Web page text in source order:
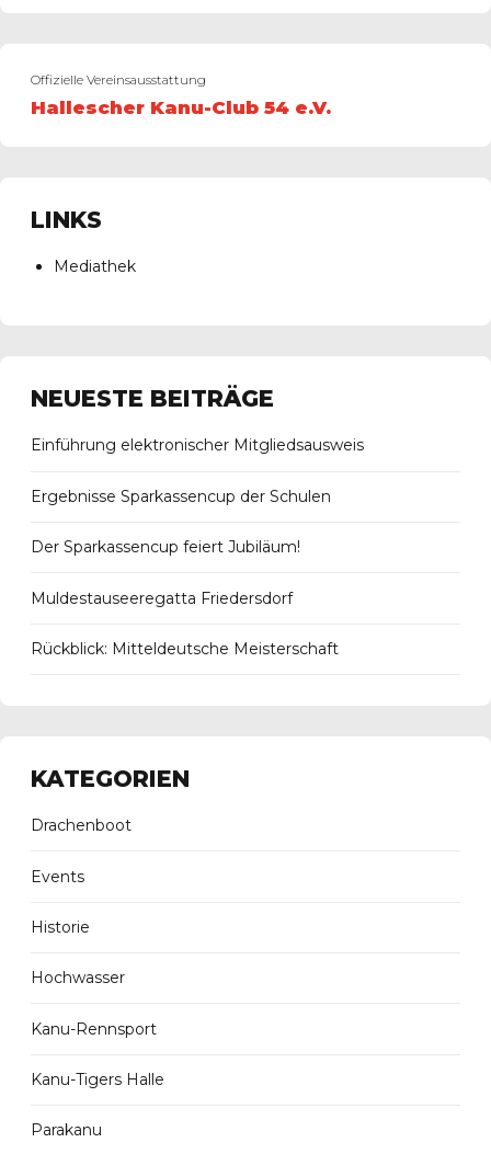
Offizielle Vereinsausstattung
Hallescher Kanu-Club 54 e.V.
LINKS
Mediathek
NEUESTE BEITRÄGE
Einführung elektronischer Mitgliedsausweis
Ergebnisse Sparkassencup der Schulen
Der Sparkassencup feiert Jubiläum!
Muldestauseeregatta Friedersdorf
Rückblick: Mitteldeutsche Meisterschaft
KATEGORIEN
Drachenboot
Events
Historie
Hochwasser
Kanu-Rennsport
Kanu-Tigers Halle
Parakanu